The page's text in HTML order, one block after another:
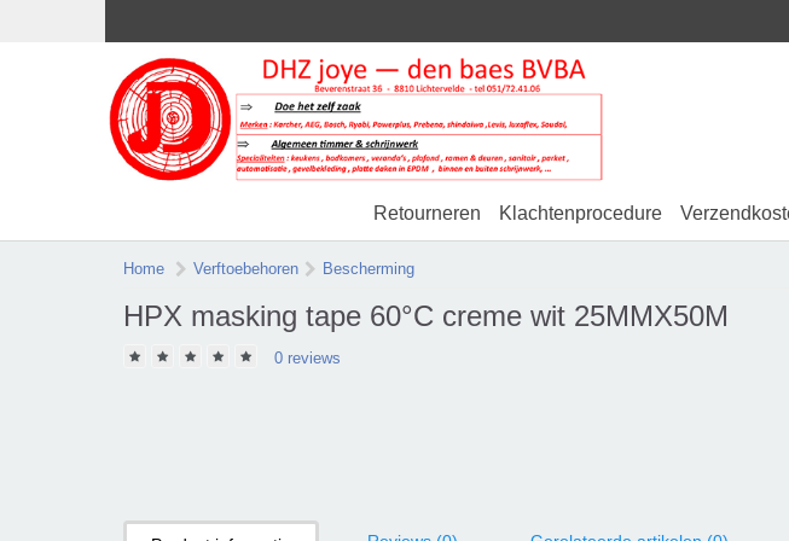
Retourneren Klachtenprocedure
Home Verftoebehoren Bescherming
HPX masking tape 60°C creme wit 25MMX50M
0 reviews